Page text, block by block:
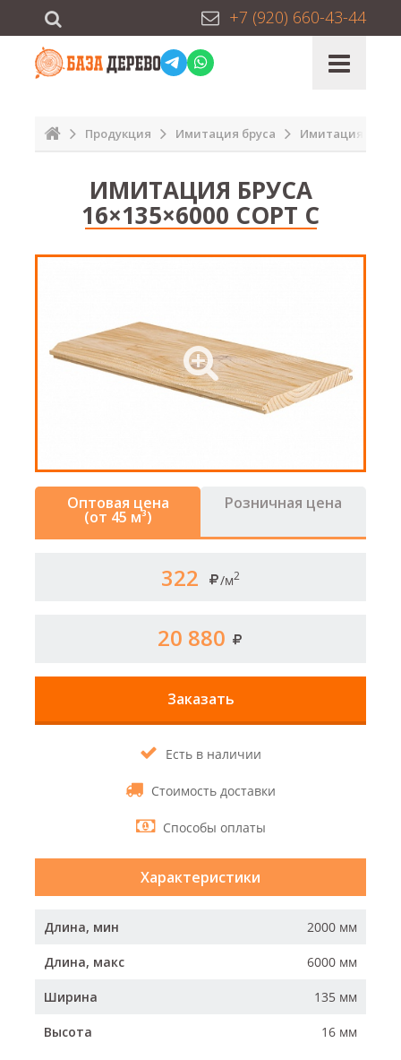
+7 (920) 660-43-44
Продукция Имитация бруса Имитация бруса
ИМИТАЦИЯ БРУСА
16×135×6000 СОРТ С
Оптовая цена
(от 45 м³)
Розничная цена
322 /м2
20 880
Заказать
Есть в наличии
Стоимость доставки
Способы оплаты
Характеристики
Длина, мин 2000 мм
Длина, макс 6000 мм
Ширина 135 мм
Высота 16 мм